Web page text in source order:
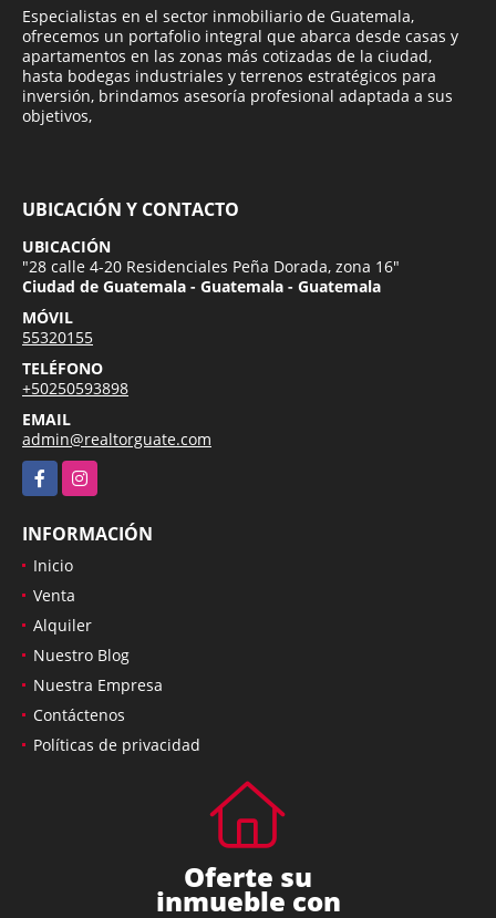
Especialistas en el sector inmobiliario de Guatemala,
ofrecemos un portafolio integral que abarca desde casas y
apartamentos en las zonas más cotizadas de la ciudad,
hasta bodegas industriales y terrenos estratégicos para
inversión, brindamos asesoría profesional adaptada a sus
objetivos,
UBICACIÓN Y CONTACTO
UBICACIÓN
"28 calle 4-20 Residenciales Peña Dorada, zona 16"
Ciudad de Guatemala - Guatemala - Guatemala
MÓVIL
55320155
TELÉFONO
+50250593898
EMAIL
admin@realtorguate.com
FacebookInstagram
INFORMACIÓN
Inicio
Venta
Alquiler
Nuestro Blog
Nuestra Empresa
Contáctenos
Políticas de privacidad
Oferte su
inmueble con